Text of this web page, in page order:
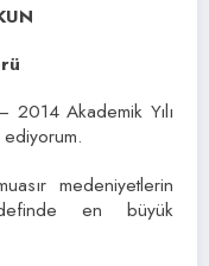
2014 Akademik Yılı
medeniyetlerin
en büyük